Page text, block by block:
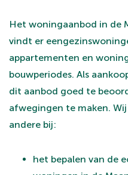
Het woningaanbod in de
vindt er
appartementen en
bouwperiodes. Als
dit aanbod goed te
afwegingen te maken.
andere bij:
het bepalen van de